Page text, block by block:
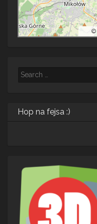
©
Search
Hop na fejsa :)